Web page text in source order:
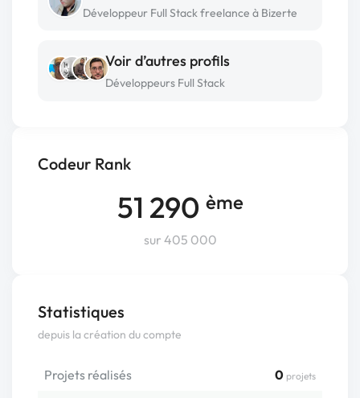
Codeur Rank
51 290 ème
sur 405 000
Statistiques
depuis la création du compte
Projets réalisés 0 projets
Développeur Full Stack freelance à Bizerte
Voir d’autres profils
Développeurs Full Stack